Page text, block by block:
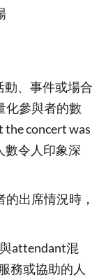
動、事件或場合
化參與者的數
the concert was
數令人印象深
出席情況時，
attendant混
務或協助的人